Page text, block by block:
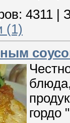
4311 |
(1)
гордо